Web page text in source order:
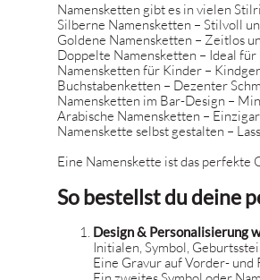
Namensketten gibt es in vielen
Silberne Namensketten – Stilvoll
Goldene Namensketten – Zeitlos
Doppelte Namensketten – Ideal
Namensketten für Kinder –
Buchstabenketten – Dezenter
Namensketten im Bar-Design –
Arabische Namensketten –
Namenskette selbst gestalten –
Eine Namenskette ist das perfekte
So bestellst du deine
Design & Personalisierung
Initialen, Symbol,
Eine Gravur auf Vorder- und